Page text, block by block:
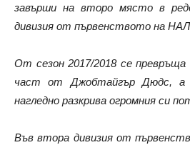
завърши на второ място в
дивизия от първенството на
От сезон 2017/2018 се превръща
част от Джобтайгър Дюдс, а
нагледно разкрива огромния си
Във втора дивизия от